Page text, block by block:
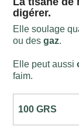
digérer.
Elle soulage
ou desgaz.
Elle peut aussi
faim.